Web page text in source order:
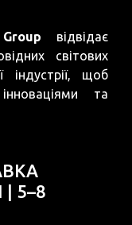
відвідає
світових
індустрії, щоб
та
5–8